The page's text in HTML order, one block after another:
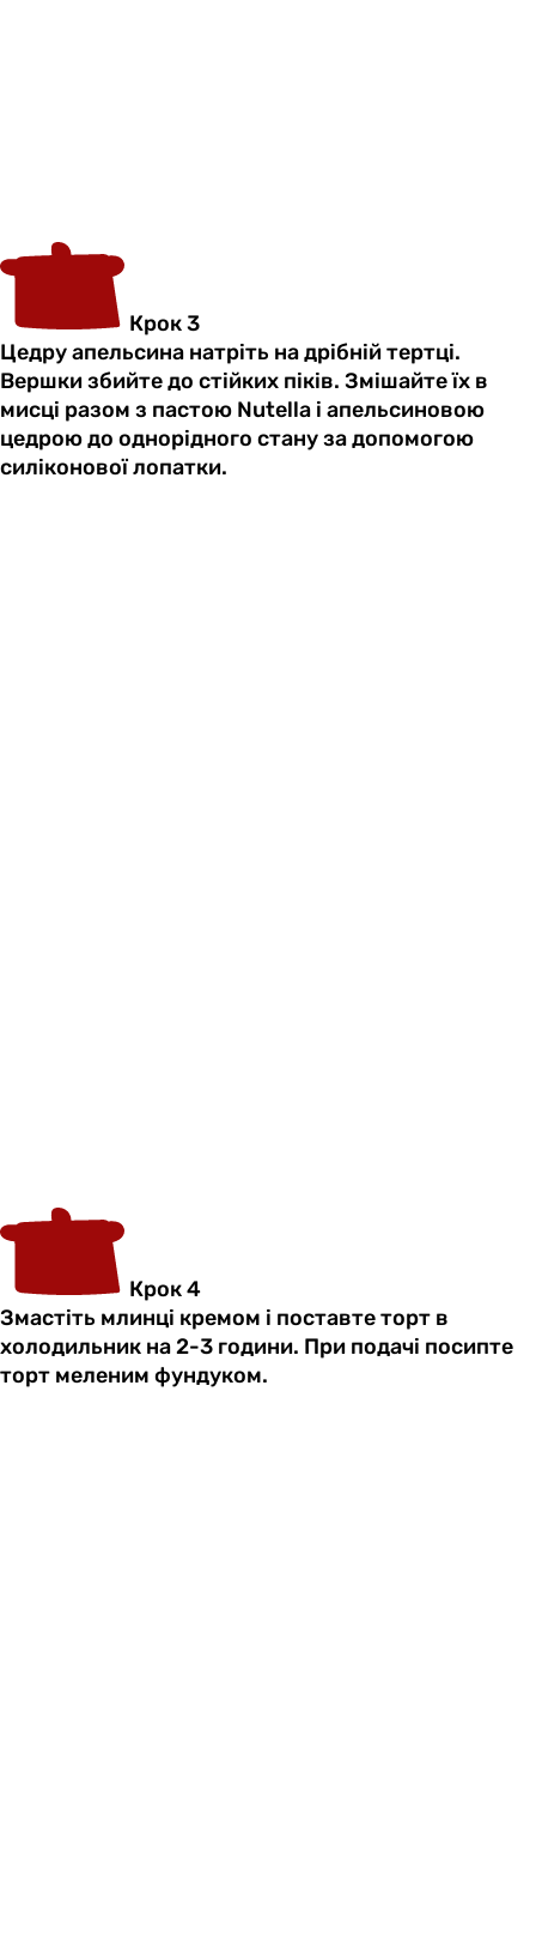
Крок 3
Цедру апельсина натріть на дрібній тертці.
Вершки збийте до стійких піків. Змішайте їх в
мисці разом з пастою Nutella і апельсиновою
цедрою до однорідного стану за допомогою
силіконової лопатки.
Крок 4
Змастіть млинці кремом і поставте торт в
холодильник на 2-3 години. При подачі посипте
торт меленим фундуком.